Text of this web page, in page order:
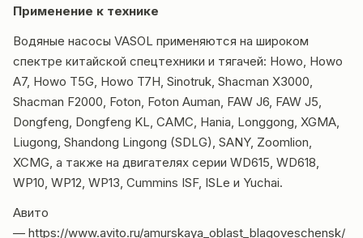
Применение к технике
Водяные насосы VASOL применяются на широком
спектре китайской спецтехники и тягачей: Howo, Howo
A7, Howo T5G, Howo T7H, Sinotruk, Shacman X3000,
Shacman F2000, Foton, Foton Auman, FAW J6, FAW J5,
Dongfeng, Dongfeng KL, CAMC, Hania, Longgong, XGMA,
Liugong, Shandong Lingong (SDLG), SANY, Zoomlion,
XCMG, а также на двигателях серии WD615, WD618,
WP10, WP12, WP13, Cummins ISF, ISLe и Yuchai.
Авито
— https://www.avito.ru/amurskaya_oblast_blagoveschensk/